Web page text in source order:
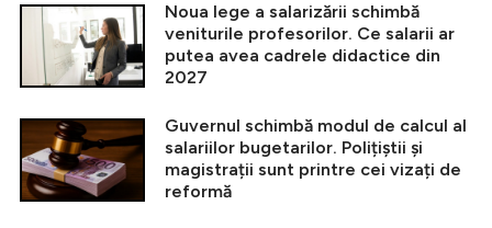
Noua lege a salarizării schimbă
veniturile profesorilor. Ce salarii ar
putea avea cadrele didactice din
2027
Guvernul schimbă modul de calcul al
salariilor bugetarilor. Polițiștii și
magistrații sunt printre cei vizați de
reformă